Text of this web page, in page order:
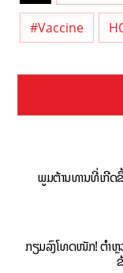
#Vaccine
ພູມຕ້ານທານທີ່ເກີດ
ກຽມລົງໂທດໜັກ! ຕຳຫຼ